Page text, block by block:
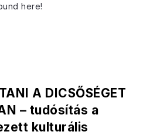
here!
A DICSŐSÉGET
– tudósítás a
kulturális